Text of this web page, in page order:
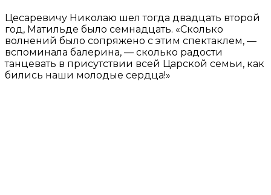
Цесаревичу Николаю шел тогда двадцать второй
год, Матильде было семнадцать. «Сколько
волнений было сопряжено с этим спектаклем, —
вспоминала балерина, — сколько радости
танцевать в присутствии всей Царской семьи, как
бились наши молодые сердца!»